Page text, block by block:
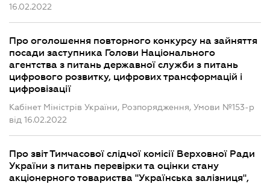
16.02.2022
Про оголошення повторного конкурсу на зайняття
посади заступника Голови Національного
агентства з питань державної служби з питань
цифрового розвитку, цифрових трансформацій і
цифровізації
Кабінет Міністрів України, Розпорядження, Умови №153-р
від 16.02.2022
Про звіт Тимчасової слідчої комісії Верховної Ради
України з питань перевірки та оцінки стану
акціонерного товариства "Українська залізниця",